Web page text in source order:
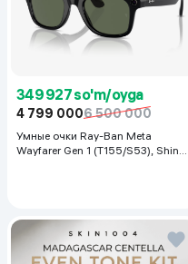
349 927 so'm/oyga
4 799 0006 500 000
Умные очки Ray-Ban Meta
Wayfarer Gen 1 (T155/S53), Shiny